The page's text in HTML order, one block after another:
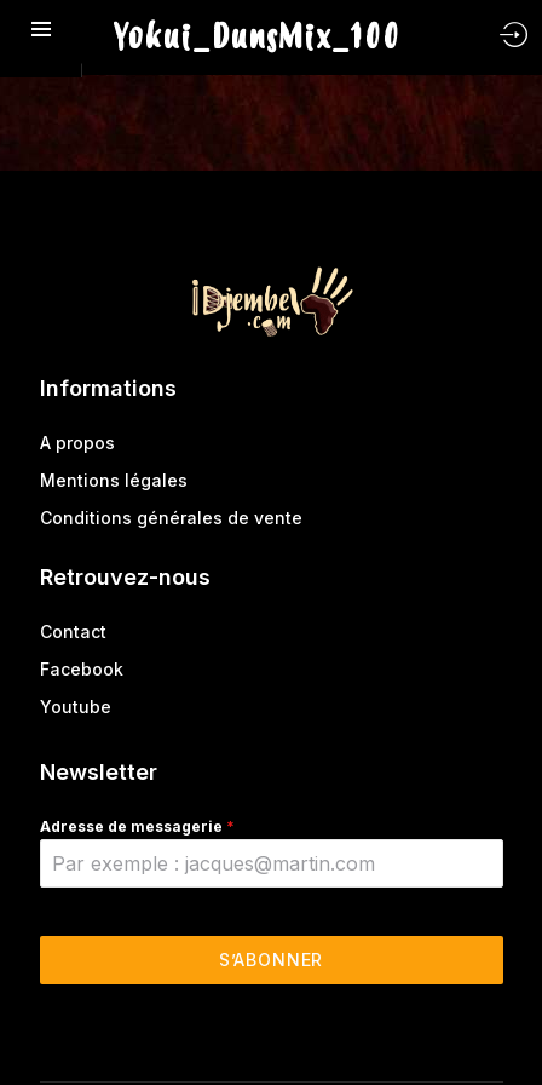
Yokui_DunsMix_100
Informations
A propos
Mentions légales
Conditions générales de vente
Retrouvez-nous
Contact
Facebook
Youtube
Newsletter
Adresse de messagerie *
S’ABONNER